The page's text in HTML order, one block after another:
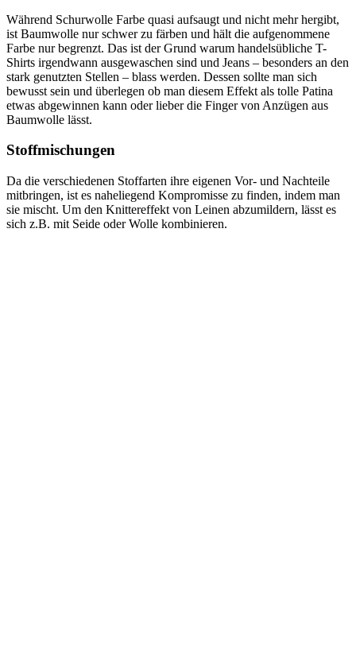
Während Schurwolle Farbe quasi aufsaugt und nicht mehr hergibt,
ist Baumwolle nur schwer zu färben und hält die aufgenommene
Farbe nur begrenzt. Das ist der Grund warum handelsübliche T-
Shirts irgendwann ausgewaschen sind und Jeans – besonders an den
stark genutzten Stellen – blass werden. Dessen sollte man sich
bewusst sein und überlegen ob man diesem Effekt als tolle Patina
etwas abgewinnen kann oder lieber die Finger von Anzügen aus
Baumwolle lässt.
Stoffmischungen
Da die verschiedenen Stoffarten ihre eigenen Vor- und Nachteile
mitbringen, ist es naheliegend Kompromisse zu finden, indem man
sie mischt. Um den Knittereffekt von Leinen abzumildern, lässt es
sich z.B. mit Seide oder Wolle kombinieren.